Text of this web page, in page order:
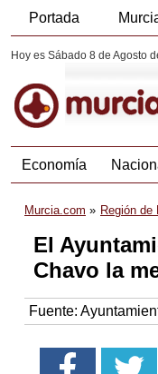
Portada
Hoy es Sábado 8 de Agosto
Economía
Murcia.com Región de
El
Chavo la
Fuente: